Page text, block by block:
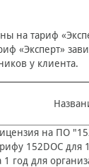
на тариф
«Эксперт»
у клиента.
на ПО
152DOC для
1 год для